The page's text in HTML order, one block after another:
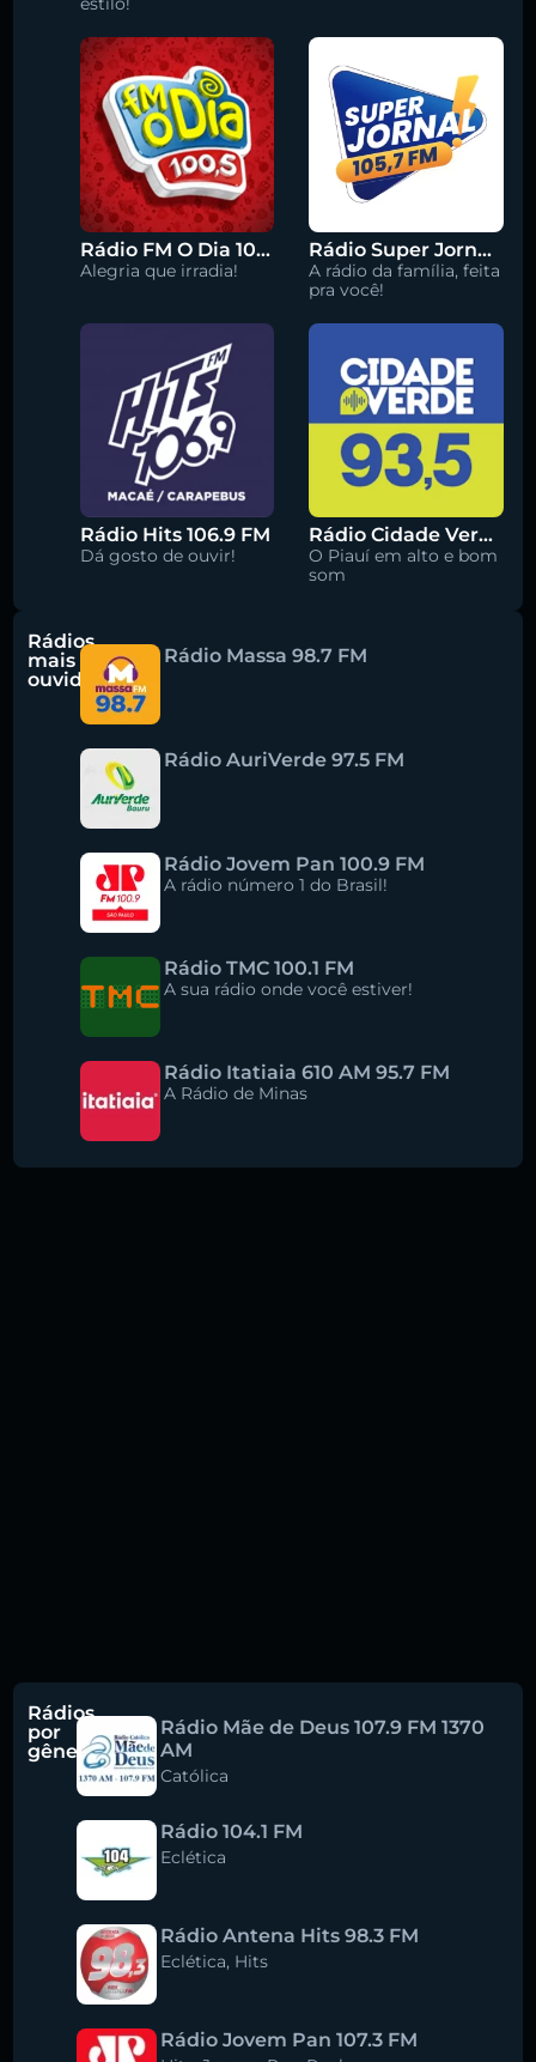
Rádio FM O Dia 100.5
Alegria que irradia!
Rádio Super Jornal 105.7 FM
A rádio da família, feita
pra você!
Rádio Hits 106.9 FM
Dá gosto de ouvir!
Rádio Cidade Verde 93.5 FM
O Piauí em alto e bom
som
Rádios
mais
ouvidas
Rádio Massa 98.7 FM
Rádio AuriVerde 97.5 FM
Rádio Jovem Pan 100.9 FM
A rádio número 1 do Brasil!
Rádio TMC 100.1 FM
A sua rádio onde você estiver!
Rádio Itatiaia 610 AM 95.7 FM
A Rádio de Minas
Rádios
por
gênero
Rádio Mãe de Deus 107.9 FM 1370
AM
Católica
Rádio 104.1 FM
Eclética
Rádio Antena Hits 98.3 FM
Eclética, Hits
Rádio Jovem Pan 107.3 FM